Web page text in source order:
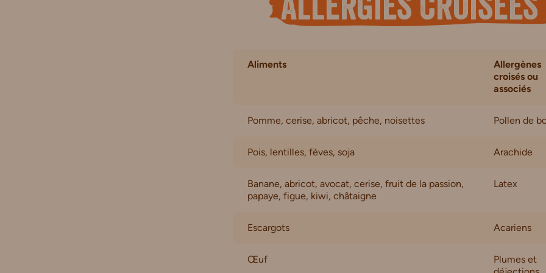
allergies croisées
Aliments
Allergènes
croisés ou
associés
Pomme, cerise, abricot, pêche, noisettes Pollen de
Pois, lentilles, fèves, soja Arachide
Banane, abricot, avocat, cerise, fruit de la passion,
papaye, figue, kiwi, châtaigne
Latex
Escargots Acariens
Œuf
Plumes et